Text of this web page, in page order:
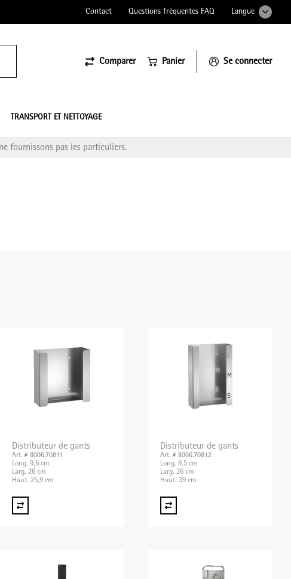
Contact Questions fréquentes FAQ Langue
Comparer Panier Se connecter
TRANSPORT ET NETTOYAGE
fournissons pas les particuliers.
Distributeur de gants
Art. # 8006.70811
Long. 9,6 cm
Larg. 26 cm
Haut. 25,9 cm
Distributeur de gants
Art. # 8006.70812
Long. 9,5 cm
Larg. 26 cm
Haut. 39 cm